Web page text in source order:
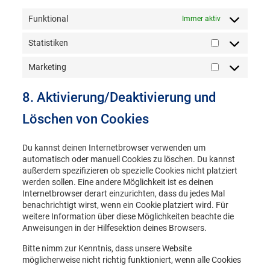
Funktional Immer aktiv
Statistiken Statistiken
Marketing Marketing
8. Aktivierung/Deaktivierung und
Löschen von Cookies
Du kannst deinen Internetbrowser verwenden um
automatisch oder manuell Cookies zu löschen. Du kannst
außerdem spezifizieren ob spezielle Cookies nicht platziert
werden sollen. Eine andere Möglichkeit ist es deinen
Internetbrowser derart einzurichten, dass du jedes Mal
benachrichtigt wirst, wenn ein Cookie platziert wird. Für
weitere Information über diese Möglichkeiten beachte die
Anweisungen in der Hilfesektion deines Browsers.
Bitte nimm zur Kenntnis, dass unsere Website
möglicherweise nicht richtig funktioniert, wenn alle Cookies